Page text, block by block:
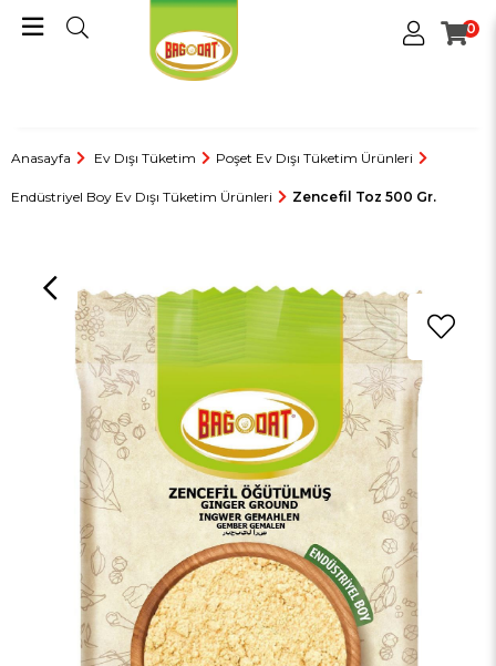
0
Anasayfa Ev Dışı Tüketim Poşet Ev Dışı Tüketim Ürünleri
Endüstriyel Boy Ev Dışı Tüketim Ürünleri Zencefil Toz 500 Gr.